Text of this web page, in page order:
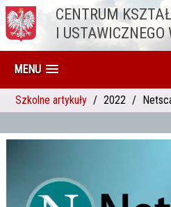
Przejdź do treściCENTRUM
I USTAWICZNEGO
MENU
Szkolne artykuły 2022